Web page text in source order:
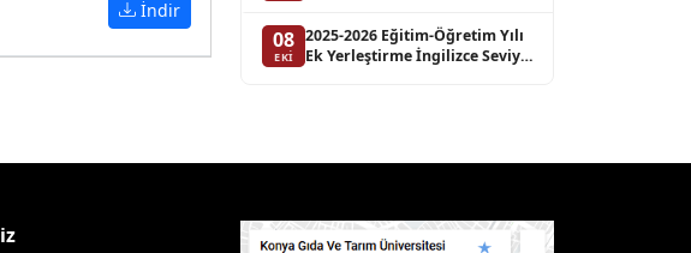
İndir
08
EKI
2025-2026 Eğitim-Öğretim Yılı
Ek Yerleştirme İngilizce Seviye